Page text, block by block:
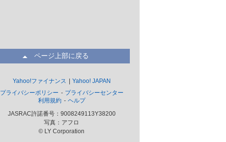
ページ上部に戻る
Yahoo!ファイナンス
Yahoo! JAPAN
プライバシーポリシー
プライバシーセンター
利用規約
ヘルプ
JASRAC許諾番号：9008249113Y38200
写真：アフロ
© LY Corporation